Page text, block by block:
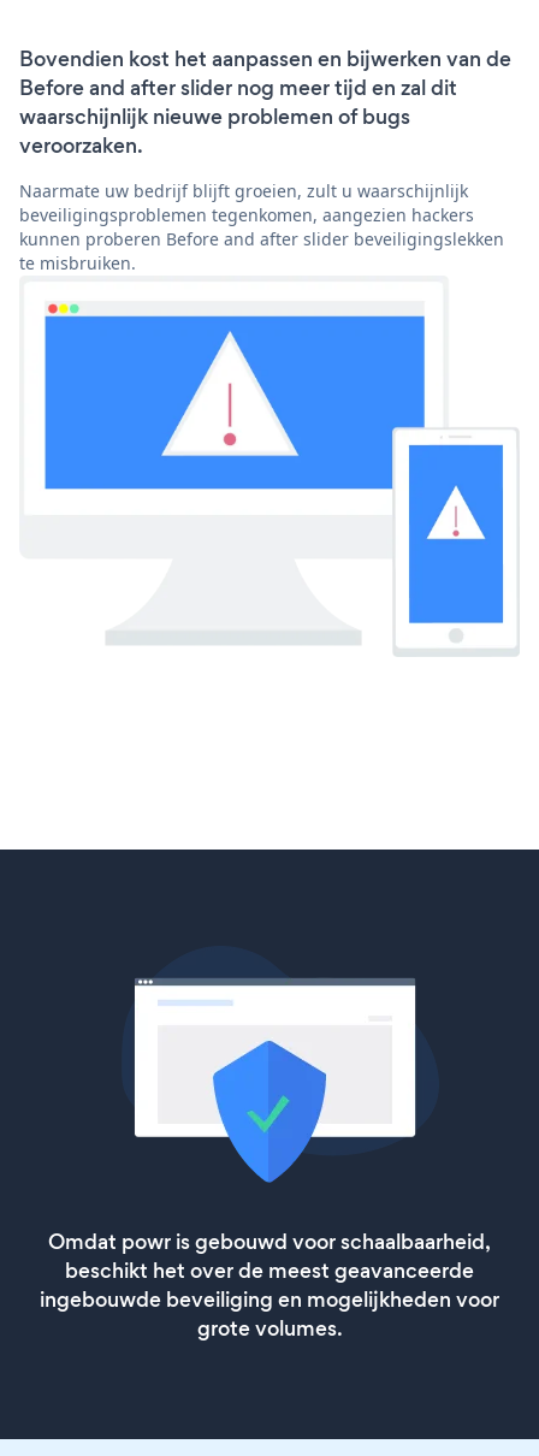
Bovendien kost het aanpassen en bijwerken van de
Before and after slider nog meer tijd en zal dit
waarschijnlijk nieuwe problemen of bugs
veroorzaken.
Naarmate uw bedrijf blijft groeien, zult u waarschijnlijk
beveiligingsproblemen tegenkomen, aangezien hackers
kunnen proberen Before and after slider beveiligingslekken
te misbruiken.
Omdat powr is gebouwd voor schaalbaarheid,
beschikt het over de meest geavanceerde
ingebouwde beveiliging en mogelijkheden voor
grote volumes.